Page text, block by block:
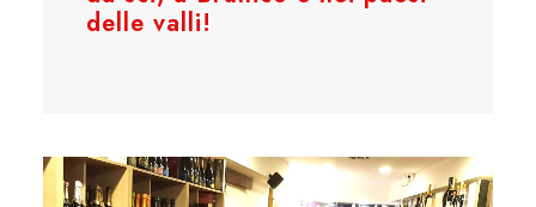
delle valli!